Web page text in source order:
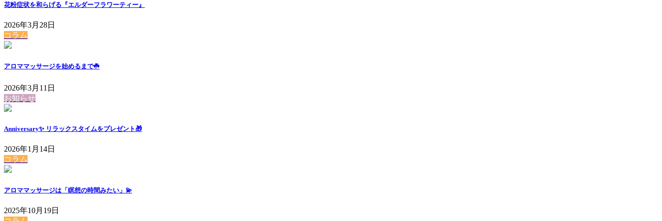
花粉症状を和らげる『エルダーフラワーティー』
2026年3月28日
コラム
アロママッサージを始めるまで☘️
2026年3月11日
お知らせ
Anniversary✨ リラックスタイムをプレゼント🎁
2026年1月14日
コラム
アロママッサージは「瞑想の時間みたい」💫
2025年10月19日